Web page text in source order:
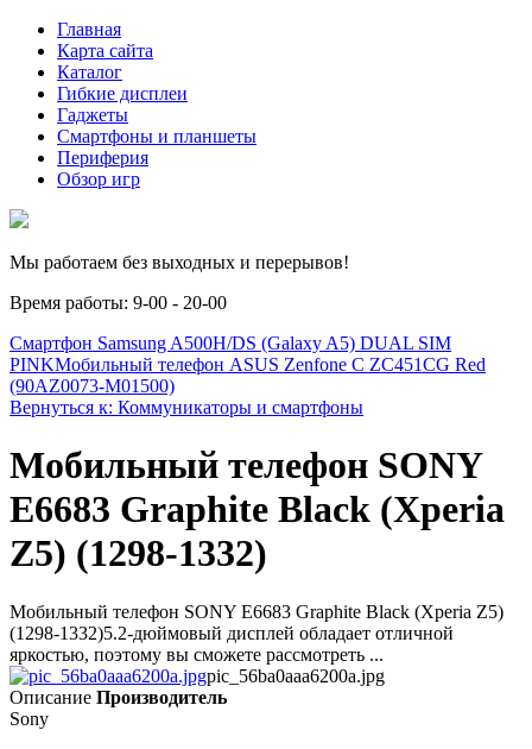
Главная
Карта сайта
Каталог
Гибкие дисплеи
Гаджеты
Смартфоны и планшеты
Периферия
Обзор игр
Мы работаем без выходных и перерывов!
Время работы: 9-00 - 20-00
Смартфон Samsung A500H/DS (Galaxy A5) DUAL SIM
PINKМобильный телефон ASUS Zenfone C ZC451CG Red
(90AZ0073-M01500)
Вернуться к: Коммуникаторы и смартфоны
Мобильный телефон SONY
E6683 Graphite Black (Xperia
Z5) (1298-1332)
Мобильный телефон SONY E6683 Graphite Black (Xperia Z5)
(1298-1332)5.2-дюймовый дисплей обладает отличной
яркостью, поэтому вы сможете рассмотреть ...
pic_56ba0aaa6200a.jpg
Описание Производитель
Sony